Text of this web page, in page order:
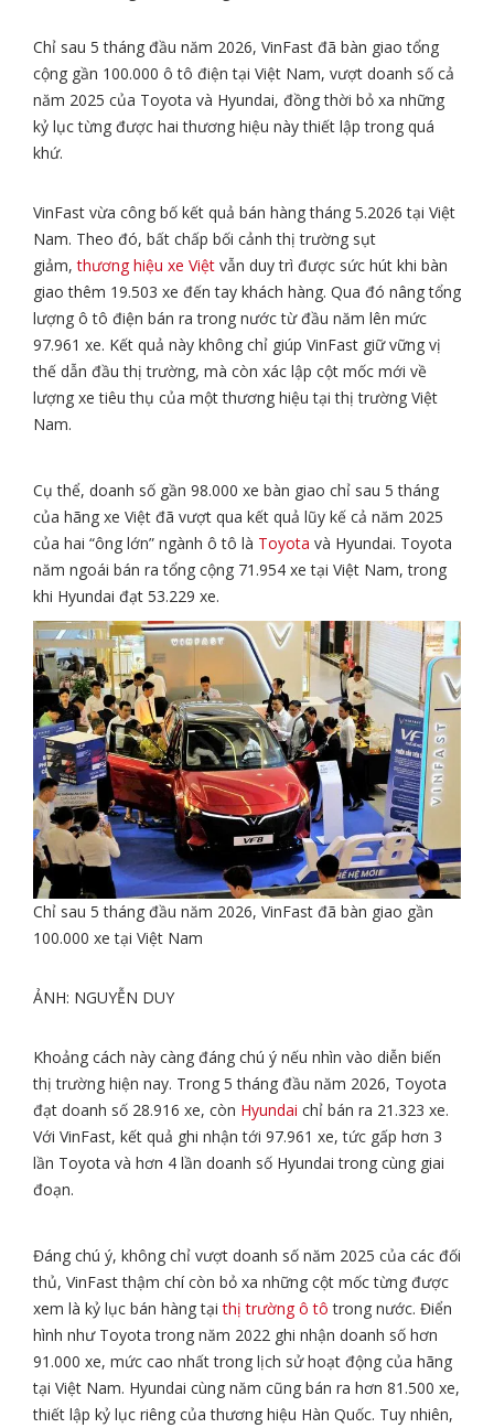
Chỉ sau 5 tháng đầu năm 2026, VinFast đã bàn giao tổng
cộng gần 100.000 ô tô điện tại Việt Nam, vượt doanh số cả
năm 2025 của Toyota và Hyundai, đồng thời bỏ xa những
kỷ lục từng được hai thương hiệu này thiết lập trong quá
khứ.
VinFast vừa công bố kết quả bán hàng tháng 5.2026 tại Việt
Nam. Theo đó, bất chấp bối cảnh thị trường sụt
giảm,thương hiệu xe Việt vẫn duy trì được sức hút khi bàn
giao thêm 19.503 xe đến tay khách hàng. Qua đó nâng tổng
lượng ô tô điện bán ra trong nước từ đầu năm lên mức
97.961 xe. Kết quả này không chỉ giúp VinFast giữ vững vị
thế dẫn đầu thị trường, mà còn xác lập cột mốc mới về
lượng xe tiêu thụ của một thương hiệu tại thị trường Việt
Nam.
Cụ thể, doanh số gần 98.000 xe bàn giao chỉ sau 5 tháng
của hãng xe Việt đã vượt qua kết quả lũy kế cả năm 2025
của hai “ông lớn” ngành ô tô là Toyota và Hyundai. Toyota
năm ngoái bán ra tổng cộng 71.954 xe tại Việt Nam, trong
khi Hyundai đạt 53.229 xe.
Chỉ sau 5 tháng đầu năm 2026, VinFast đã bàn giao gần
100.000 xe tại Việt Nam
ẢNH: NGUYỄN DUY
Khoảng cách này càng đáng chú ý nếu nhìn vào diễn biến
thị trường hiện nay. Trong 5 tháng đầu năm 2026, Toyota
đạt doanh số 28.916 xe, còn Hyundai chỉ bán ra 21.323 xe.
Với VinFast, kết quả ghi nhận tới 97.961 xe, tức gấp hơn 3
lần Toyota và hơn 4 lần doanh số Hyundai trong cùng giai
đoạn.
Đáng chú ý, không chỉ vượt doanh số năm 2025 của các đối
thủ, VinFast thậm chí còn bỏ xa những cột mốc từng được
xem là kỷ lục bán hàng tạithị trường ô tô trong nước. Điển
hình như Toyota trong năm 2022 ghi nhận doanh số hơn
91.000 xe, mức cao nhất trong lịch sử hoạt động của hãng
tại Việt Nam. Hyundai cùng năm cũng bán ra hơn 81.500 xe,
thiết lập kỷ lục riêng của thương hiệu Hàn Quốc. Tuy nhiên,